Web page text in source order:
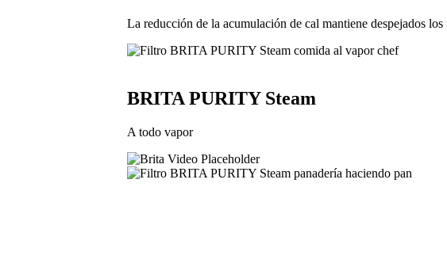
La reducción de la acumulación de cal mantiene despejados
BRITA PURITY Steam
A todo vapor